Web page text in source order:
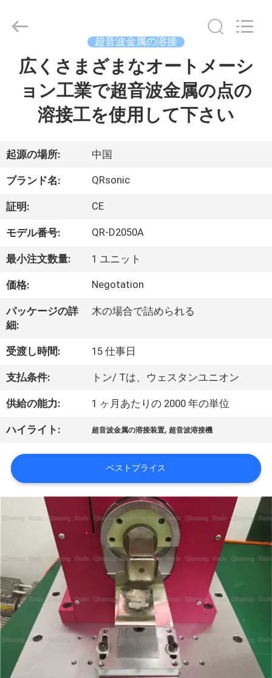
私
た
ち
に
い
て
場
ツ
ア
ー
品
理
お
問
い
2026
Equipment
Co.,Ltd.
Reserved.
超音波金属の溶接
広くさまざまなオートメーシ
ョン工業で超音波金属の点の
溶接工を使用して下さい
起源の場所: 中国
ブランド名: QRsonic
証明: CE
モデル番号: QR-D2050A
最小注文数量: 1 ユニット
価格: Negotation
パッケージの詳
細:
木の場合で詰められる
受渡し時間: 15 仕事日
支払条件: トン/ Tは、ウェスタンユニオン
供給の能力: 1 ヶ月あたりの 2000 年の単位
ハイライト: 超音波金属の溶接装置,超音波溶接機
ベストプライス